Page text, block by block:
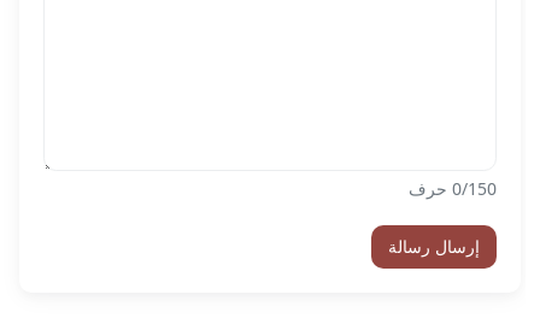
0/150 حرف
إرسال رسالة